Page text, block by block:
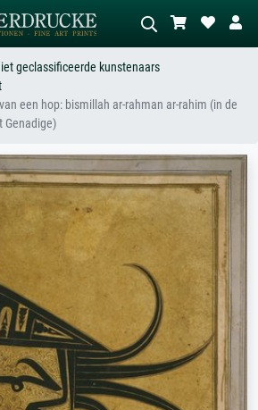
AI-beeldzoeker
stijl – bijv.
olieverfschilderij, staand naakt naast
een boom.
geclassificeerde kunstenaars
een hop: bismillah ar-rahman ar-rahim (in de
Genadige)